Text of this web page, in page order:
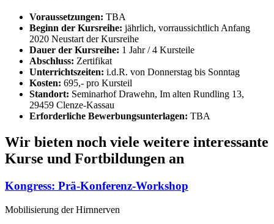
Voraussetzungen: TBA
Beginn der Kursreihe: jährlich, vorraussichtlich Anfang
2020 Neustart der Kursreihe
Dauer der Kursreihe: 1 Jahr / 4 Kursteile
Abschluss: Zertifikat
Unterrichtszeiten: i.d.R. von Donnerstag bis Sonntag
Kosten: 695,- pro Kursteil
Standort: Seminarhof Drawehn, Im alten Rundling 13,
29459 Clenze-Kassau
Erforderliche Bewerbungsunterlagen: TBA
Wir bieten noch viele weitere interessante
Kurse und Fortbildungen an
Kongress: Prä-Konferenz-Workshop
Mobilisierung der Hirnnerven